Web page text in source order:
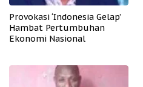
Provokasi ‘Indonesia Gelap’
Hambat Pertumbuhan
Ekonomi Nasional